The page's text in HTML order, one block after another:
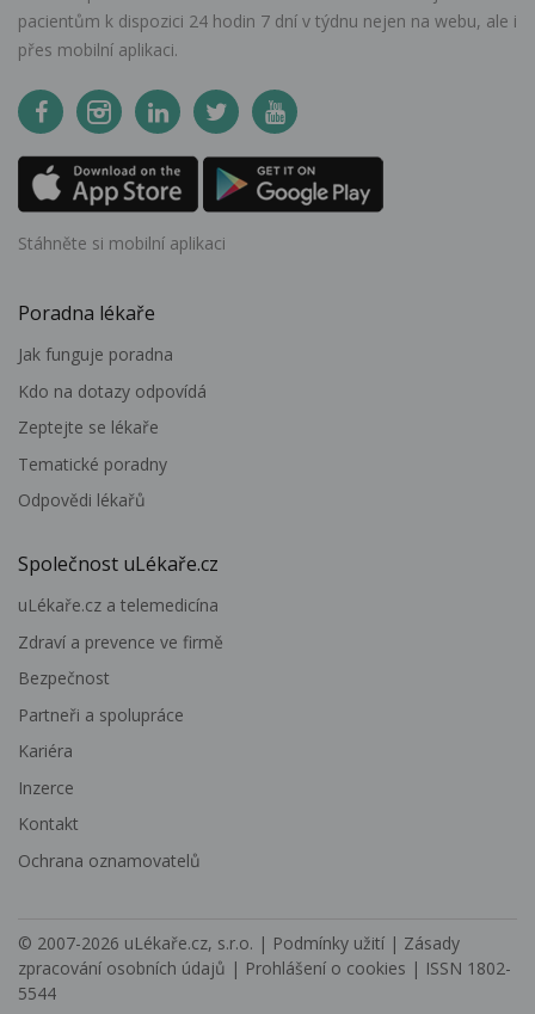
pacientům k dispozici 24 hodin 7 dní v týdnu nejen na webu, ale i
přes mobilní aplikaci.
Stáhněte si mobilní aplikaci
Poradna lékaře
Jak funguje poradna
Kdo na dotazy odpovídá
Zeptejte se lékaře
Tematické poradny
Odpovědi lékařů
Společnost uLékaře.cz
uLékaře.cz a telemedicína
Zdraví a prevence ve firmě
Bezpečnost
Partneři a spolupráce
Kariéra
Inzerce
Kontakt
Ochrana oznamovatelů
© 2007-2026 uLékaře.cz, s.r.o. | Podmínky užití | Zásady
zpracování osobních údajů | Prohlášení o cookies | ISSN 1802-
5544